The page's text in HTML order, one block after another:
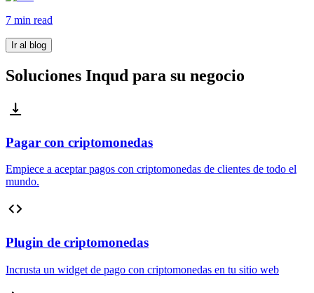
7 min read
Ir al blog
Soluciones Inqud para su negocio
Pagar con criptomonedas
Empiece a aceptar pagos con criptomonedas de clientes de todo el
mundo.
Plugin de criptomonedas
Incrusta un widget de pago con criptomonedas en tu sitio web